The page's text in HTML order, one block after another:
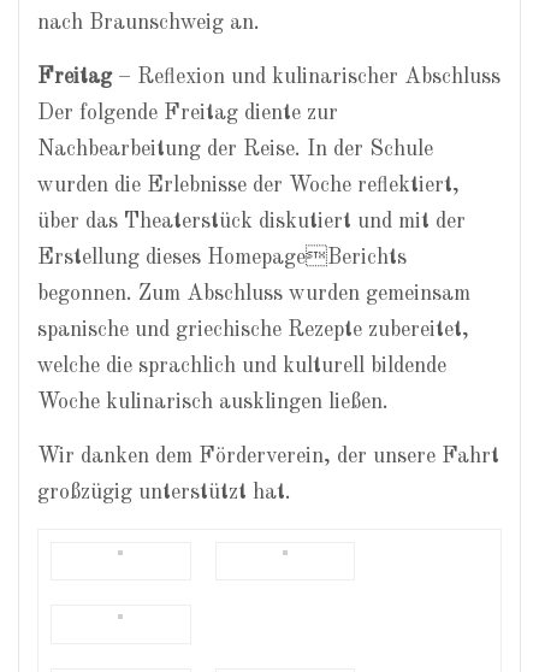
nach Braunschweig an.
Freitag– Reflexion und kulinarischer Abschluss
Der folgende Freitag diente zur
Nachbearbeitung der Reise. In der Schule
wurden die Erlebnisse der Woche reflektiert,
über das Theaterstück diskutiert und mit der
Erstellung dieses HomepageBerichts
begonnen. Zum Abschluss wurden gemeinsam
spanische und griechische Rezepte zubereitet,
welche die sprachlich und kulturell bildende
Woche kulinarisch ausklingen ließen.
Wir danken dem Förderverein, der unsere Fahrt
großzügig unterstützt hat.